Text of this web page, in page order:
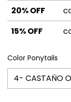
20% OFF
15% OFF
Color Ponytails